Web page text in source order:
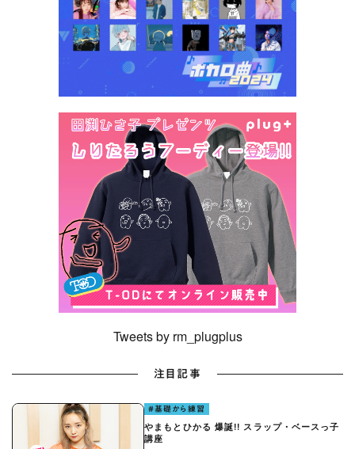
Tweets by rm_plugplus
注目記事
#基礎から練習
やまもとひかる 爆誕!! スラップ・ベースっ子
講座